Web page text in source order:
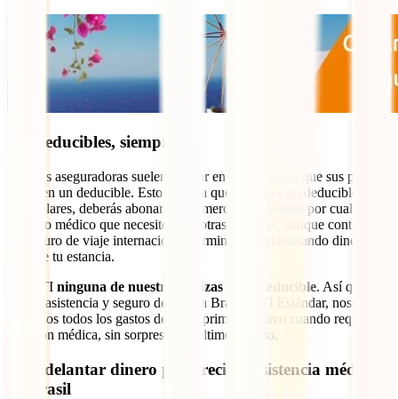
Sin deducibles, siempre
Muchas aseguradoras suelen ocultar en sus términos que sus pólizas
incluyen un deducible. Esto implica que, si tienes un deducible de
100 dólares, deberás abonar los primeros 100 dólares por cualquier
cuidado médico que necesites. En otras palabras, aunque contratas
un seguro de viaje internacional, terminas desembolsando dinero
durante tu estancia.
En IATI ninguna de nuestras pólizas tiene deducible. Así que,
con tu asistencia y seguro de viaje a Brasil IATI Estándar, nosotros
cubrimos todos los gastos desde el primer centavo cuando requieras
atención médica, sin sorpresas de último minuto.
Sin adelantar dinero para recibir asistencia médica
en Brasil